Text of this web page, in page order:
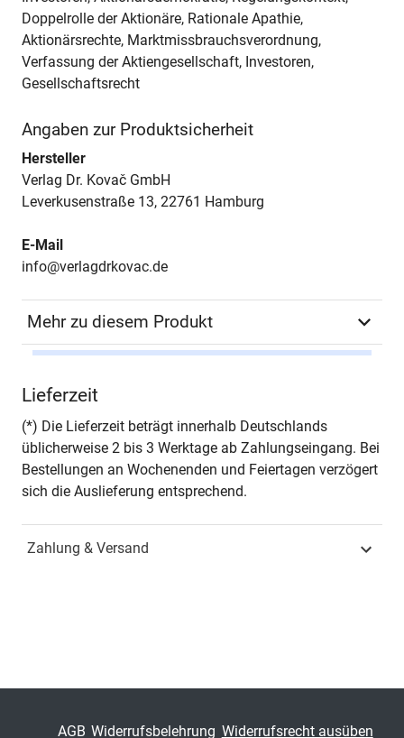
Doppelrolle der Aktionäre, Rationale Apathie,
Aktionärsrechte, Marktmissbrauchsverordnung,
Verfassung der Aktiengesellschaft, Investoren,
Gesellschaftsrecht
Angaben zur Produktsicherheit
Hersteller
Verlag Dr. Kovač GmbH
Leverkusenstraße 13, 22761 Hamburg
E-Mail
info@verlagdrkovac.de
Mehr zu diesem Produkt
Seiten 418
Jahr Hamburg 2017
Fachdisziplin
ISSN 1860-8868
Band 206
Lieferzeit
(*) Die Lieferzeit beträgt innerhalb Deutschlands
üblicherweise 2 bis 3 Werktage ab Zahlungseingang. Bei
Bestellungen an Wochenenden und Feiertagen verzögert
sich die Auslieferung entsprechend.
Zahlung & Versand
AGB Widerrufsbelehrung Widerrufsrecht ausüben